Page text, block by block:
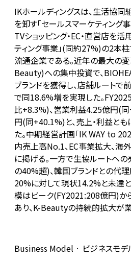
IKホールディングスは、生活協
を卸す「セールスマーケティング
TVショッピング・EC・直営店を活
ティング事業」(同約27%)の2本
流通企業である。近年の最大の
Beauty)への集中投資で、
ブランドを獲得し、店舗ルートで
で同18.6%増を実現した。
比+8.3%)、営業利益4.25億円(
円(同+40.1%)と、売上・利益と
た。中期経営計画「IK WAY to
内売上高No.1、EC事業拡大、海
に掲げる。一方で生協ルートへ
の40%超)、韓国ブランドとの代
20%に対して現状14.2%と未達
模はピーク(FY2021:208億円)か
あり、K-Beautyの持続的拡大が
Business Model · ビジネスモデ